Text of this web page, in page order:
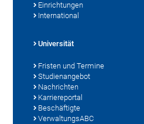
Einrichtungen
International
Universität
Fristen und Termine
Studienangebot
Nachrichten
Karriereportal
Beschäftigte
VerwaltungsABC